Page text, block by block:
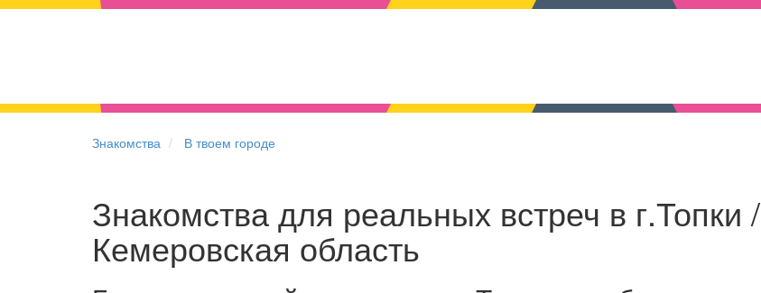
Знакомства В твоем городе
Знакомства для реальных встреч в г.Топки /
Кемеровская область